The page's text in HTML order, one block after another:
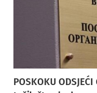
POSKOKU